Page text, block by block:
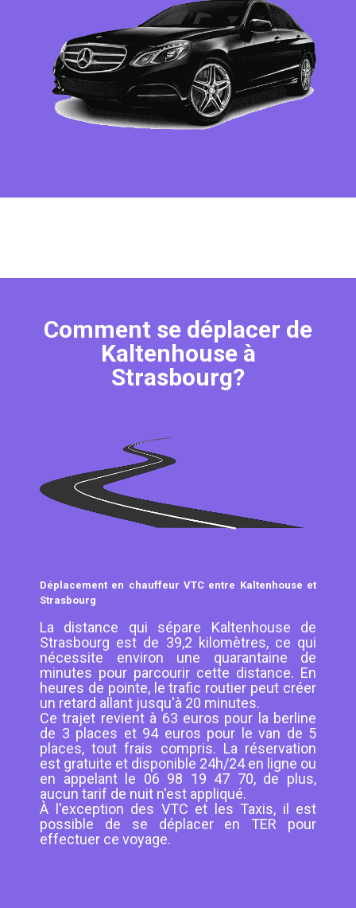
Comment se déplacer de
Kaltenhouse à
Strasbourg?
Déplacement en chauffeur VTC entre Kaltenhouse et
Strasbourg
La distance qui sépare Kaltenhouse de
Strasbourg est de 39,2 kilomètres, ce qui
nécessite environ une quarantaine de
minutes pour parcourir cette distance. En
heures de pointe, le trafic routier peut créer
un retard allant jusqu'à 20 minutes.
Ce trajet revient à 63 euros pour la berline
de 3 places et 94 euros pour le van de 5
places, tout frais compris. La réservation
est gratuite et disponible 24h/24 en ligne ou
en appelant le 06 98 19 47 70, de plus,
aucun tarif de nuit n'est appliqué.
À l'exception des VTC et les Taxis, il est
possible de se déplacer en TER pour
effectuer ce voyage.